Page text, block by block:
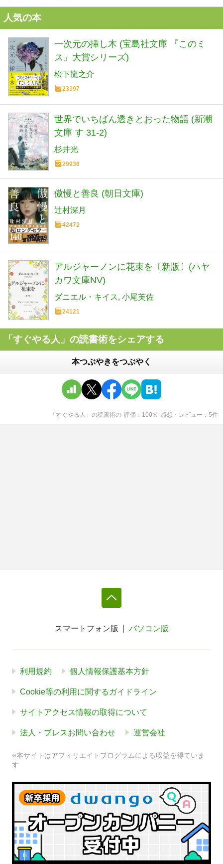
人気の本
一次元の挿し木 (宝島社文庫 『このミ
ス』大賞シリーズ)
松下龍之介
23397
世界でいちばん透きとおった物語 (新潮
文庫 す 31-2)
杉井光
29936
傲慢と善良 (朝日文庫)
辻村深月
42472
アルジャーノンに花束を〔新版〕(ハヤ
カワ文庫NV)
ダニエル・キイス 小尾芙佐
24121
「すぐやる人」の読書術をシェアする
本つぶやきをつぶやく
「すぐやる人」の読書術の 評価 100 ％ 感想・レビュー 5件
スマートフォン版 パソコン版
利用規約 個人情報保護基本方針
Cookie等の利用に関するガイドライン
サイトアクセス情報の取得について
法人・プレスお問い合わせ 運営会社
※本サイトはアフィリエイトプログラムによる収益を得ていま
す